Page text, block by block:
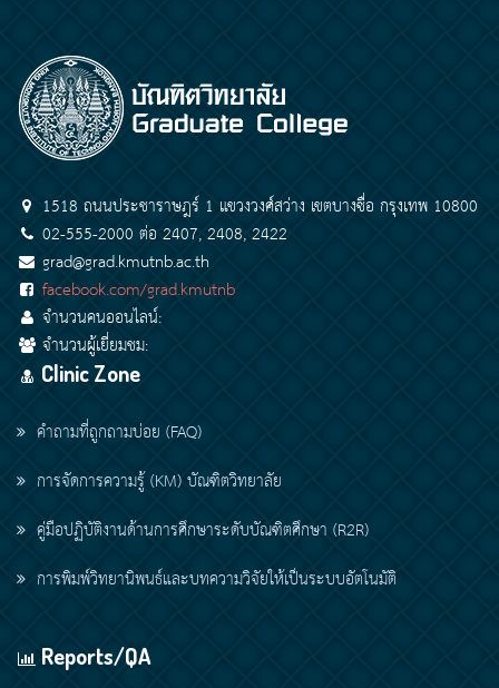
1518 ถนนประชาราษฎร์ 1 แขวงวงศ์สว่าง เขตบางซื่อ กรุงเทพ 10800
02-555-2000 ต่อ 2407, 2408, 2422
grad@grad.kmutnb.ac.th
facebook.com/grad.kmutnb
จำนวนคนออนไลน์:
จำนวนผู้เยี่ยมชม:
Clinic Zone
คำถามที่ถูกถามบ่อย (FAQ)
การจัดการความรู้ (KM) บัณฑิตวิทยาลัย
คู่มือปฏิบัติงานด้านการศึกษาระดับบัณฑิตศึกษา (R2R)
การพิมพ์วิทยานิพนธ์และบทความวิจัยให้เป็นระบบอัตโนมัติ
Reports/QA